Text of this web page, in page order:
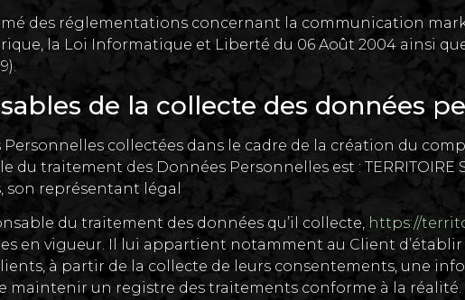
des réglementations concernant la communication
la Loi Informatique et Liberté du 06 Août 2004 ainsi
de la collecte des données
Personnelles collectées dans le cadre de la création du
du traitement des Données Personnelles est : TERRITOIRE
son représentant légal
du traitement des données qu’il collecte, https://
en vigueur. Il lui appartient notamment au Client
à partir de la collecte de leurs consentements, une
maintenir un registre des traitements conforme à la réalité.